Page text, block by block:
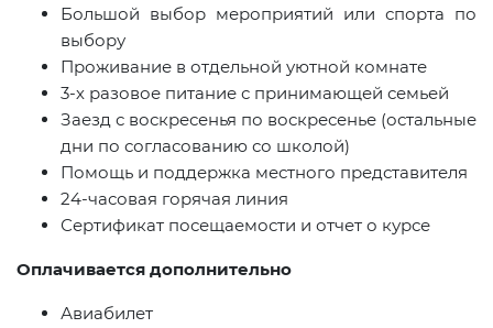
Большой выбор мероприятий или спорта по
выбору
Проживание в отдельной уютной комнате
3-х разовое питание с принимающей семьей
Заезд с воскресенья по воскресенье (остальные
дни по согласованию со школой)
Помощь и поддержка местного представителя
24-часовая горячая линия
Сертификат посещаемости и отчет о курсе
Оплачивается дополнительно
Авиабилет